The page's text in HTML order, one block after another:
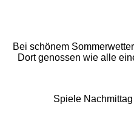
Bei schönem
Dort genossen wie alle
Spiele